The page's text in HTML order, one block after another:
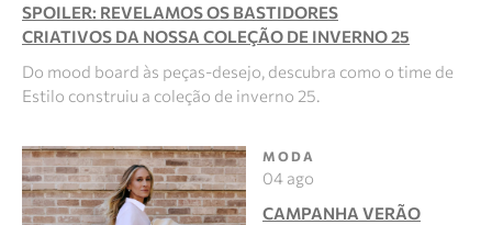
SPOILER: REVELAMOS OS BASTIDORES
CRIATIVOS DA NOSSA COLEÇÃO DE INVERNO 25
Do mood board às peças-desejo, descubra como o time de
Estilo construiu a coleção de inverno 25.
MODA
04 ago
CAMPANHA VERÃO